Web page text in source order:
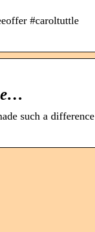
#caroltuttle
such a difference